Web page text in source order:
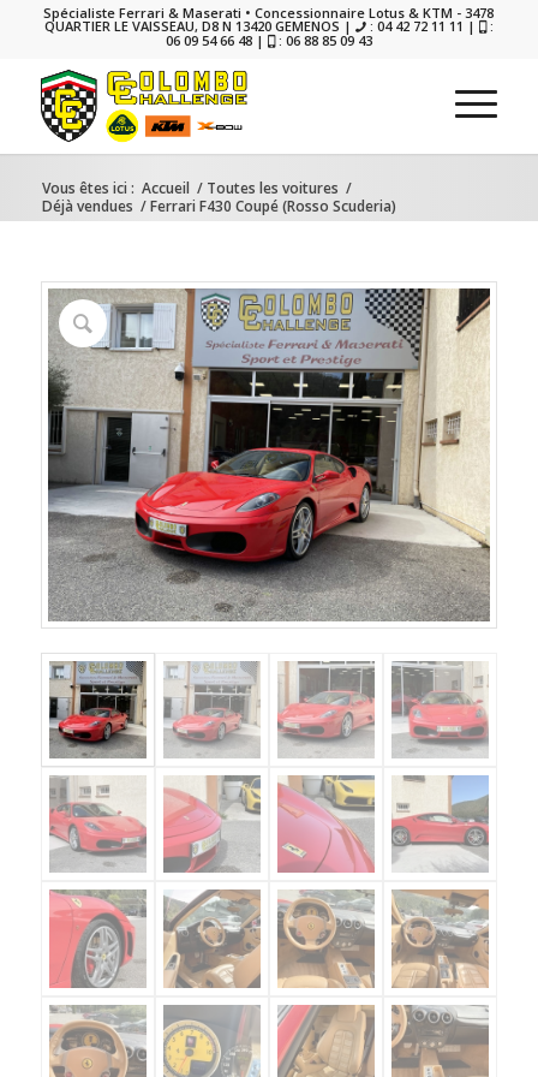
Spécialiste Ferrari & Maserati • Concessionnaire Lotus & KTM - 3478
QUARTIER LE VAISSEAU, D8 N 13420 GEMENOS | : 04 42 72 11 11 |
:
06 09 54 66 48 |
: 06 88 85 09 43
Vous êtes ici : Accueil / Toutes les voitures /
Déjà vendues / Ferrari F430 Coupé (Rosso Scuderia)